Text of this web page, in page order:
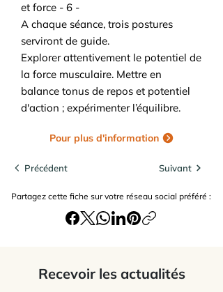
et force - 6 -
A chaque séance, trois postures
serviront de guide.
Explorer attentivement le potentiel de
la force musculaire. Mettre en
balance tonus de repos et potentiel
d'action ; expérimenter l’équilibre.
Pour plus d'information
Précédent Suivant
Partagez cette fiche sur votre réseau social préféré :
Recevoir les actualités